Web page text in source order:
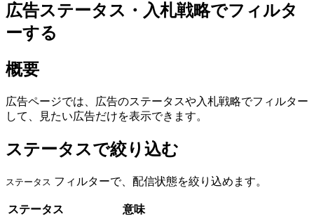
広告ステータス・入札戦略でフィルタ
ーする
概要
広告ページでは、広告のステータスや入札戦略でフィルター
して、見たい広告だけを表示できます。
ステータスで絞り込む
ステータス フィルターで、配信状態を絞り込めます。
ステータス
意味